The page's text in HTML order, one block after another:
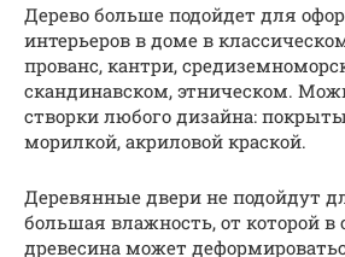
Дерево больше подойдет для
интерьеров в доме в
прованс, кантри,
скандинавском, этническом.
створки любого дизайна:
морилкой, акриловой краской.
Деревянные двери не подойдут
большая влажность, от которой
древесина может